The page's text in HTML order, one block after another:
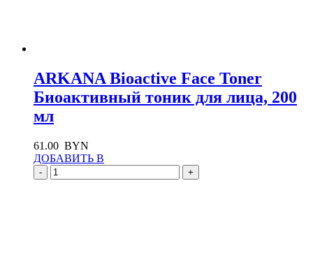
ARKANA Bioactive Face Toner
Биоактивный тоник для лица, 200
мл
61.00 BYN
ДОБАВИТЬ В
- +